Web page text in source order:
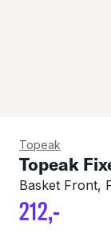
Topeak
Topeak
Basket Front,
212,-